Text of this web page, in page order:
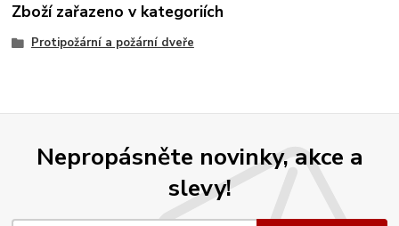
Zboží zařazeno v kategoriích
Protipožární a požární dveře
Nepropásněte novinky, akce a
slevy!